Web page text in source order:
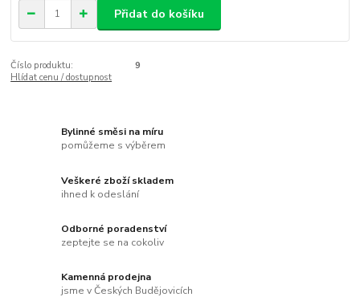
Přidat do košíku
Číslo produktu:
9
Hlídat cenu / dostupnost
Bylinné směsi na míru
pomůžeme s výběrem
Veškeré zboží skladem
ihned k odeslání
Odborné poradenství
zeptejte se na cokoliv
Kamenná prodejna
jsme v Českých Budějovicích